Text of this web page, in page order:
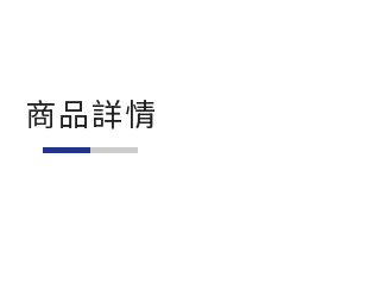
商品詳情